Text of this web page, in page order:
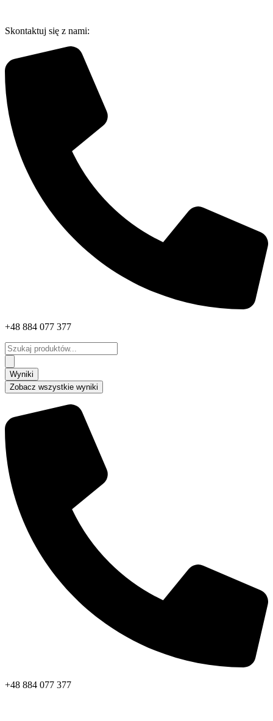
treści
Skontaktuj się z nami:
+48 884 077 377
Search
...
Wyniki
Zobacz wszystkie wyniki
+48 884 077 377